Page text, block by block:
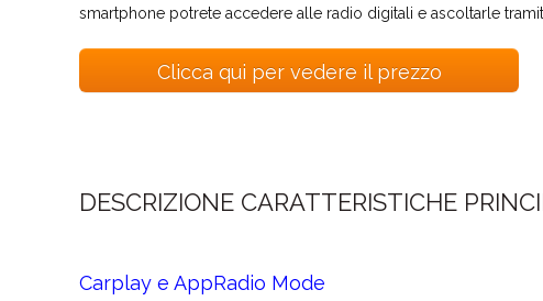
smartphone potrete accedere alle radio digitali e ascoltarle
Clicca qui per vedere il prezzo
DESCRIZIONE CARATTERISTICHE
Carplay e AppRadio Mode